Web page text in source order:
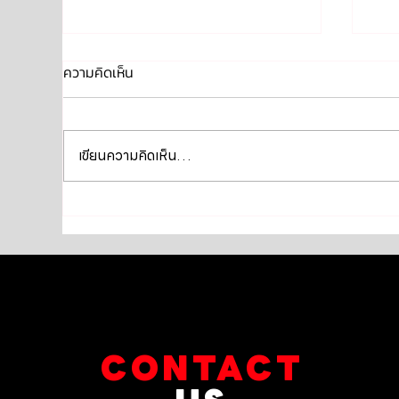
958.2 เข้ารับบริการเปลี่ยนถ่าย
น้ำมันเครื่อง
เป
ความคิดเห็น
เขียนความคิดเห็น…
CONTACT